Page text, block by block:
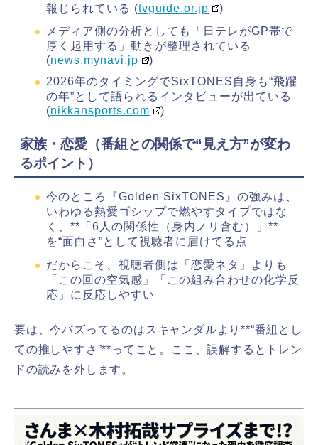
報じられている (tvguide.or.jp
)
メディア側の分析としても「日テレがGP帯で
厚く起用する」動きが整理されている
(news.mynavi.jp
)
2026年のタイミングでSixTONES自身も“飛躍
の年”として語られるインタビューが出ている
(nikkansports.com )
家族・恋愛（番組との関係で“見え方”が変わ
るポイント）
今のところ『Golden SixTONES』の強みは、
いわゆる熱愛ゴシップで燃やすタイプではな
く、**「6人の関係性（身内ノリ含む）」**
を“面白さ”として視聴者に届けてる点
だからこそ、視聴者側は「恋愛ネタ」よりも
「この回の空気感」「この組み合わせの化学反
応」に反応しやすい
要は、今バズってるのはスキャンダルより**“番組とし
ての推しやすさ”**ってこと。ここ、誤解するとトレン
ドの読みを外します。